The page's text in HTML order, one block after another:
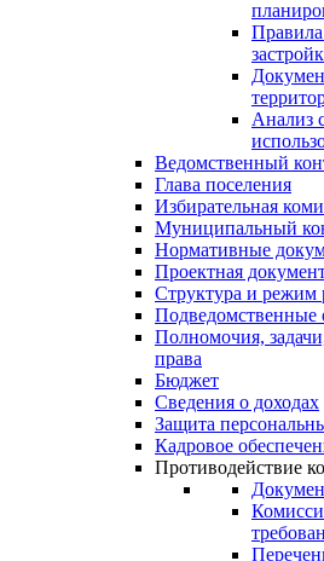
Правила
Анализ
Ведомственный
Глава поселения
Избирательная
Муниципальный
Нормативные
Проектная
Структура и режим
Подведомственные
Полномочия,
права
Бюджет
Сведения о доходах
Защита
Кадровое
Противодействие